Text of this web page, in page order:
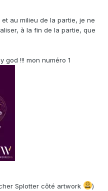
au milieu de la partie, je ne
à la fin de la partie, que
god !!! mon numéro 1
Splotter côté artwork
)